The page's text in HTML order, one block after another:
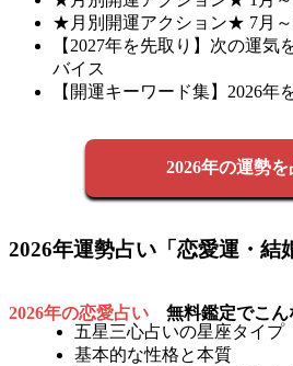
★月別開運アクション★ 7月
【2027年を先取り】次の運気
バイス
【開運キーワード集】2026年
2026年の運勢を
2026年運勢占い「恋愛運・結
2026年の恋愛占い 無料鑑定でこん
五星三心占いの星座タイプ
基本的な性格と本質